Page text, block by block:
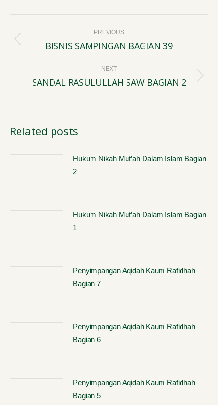
navigation PREVIOUS
Previous
BISNIS SAMPINGAN BAGIAN 39
NEXT
Next
SANDAL RASULULLAH SAW BAGIAN 2
Related posts
Hukum Nikah Mut’ah Dalam Islam Bagian
2
Hukum Nikah Mut’ah Dalam Islam Bagian
1
Penyimpangan Aqidah Kaum Rafidhah
Bagian 7
Penyimpangan Aqidah Kaum Rafidhah
Bagian 6
Penyimpangan Aqidah Kaum Rafidhah
Bagian 5